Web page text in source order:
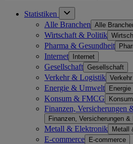
Statistiken
Alle Branchen Alle
Wirtschaft & Politik
Pharma & Gesundheit
Internet Internet
Gesellschaft Gesellschaft
Verkehr & Logistik
Energie & Umwelt
Konsum & FMCG
Finanzen, Versicherungen
Finanzen, Versicherungen &
Metall & Elektronik Metall
E-commerce E-commerce